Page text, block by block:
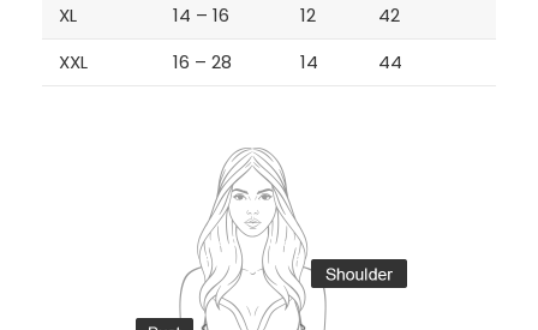
XL
14 – 16 12
42
XXL
16 – 28 14 44